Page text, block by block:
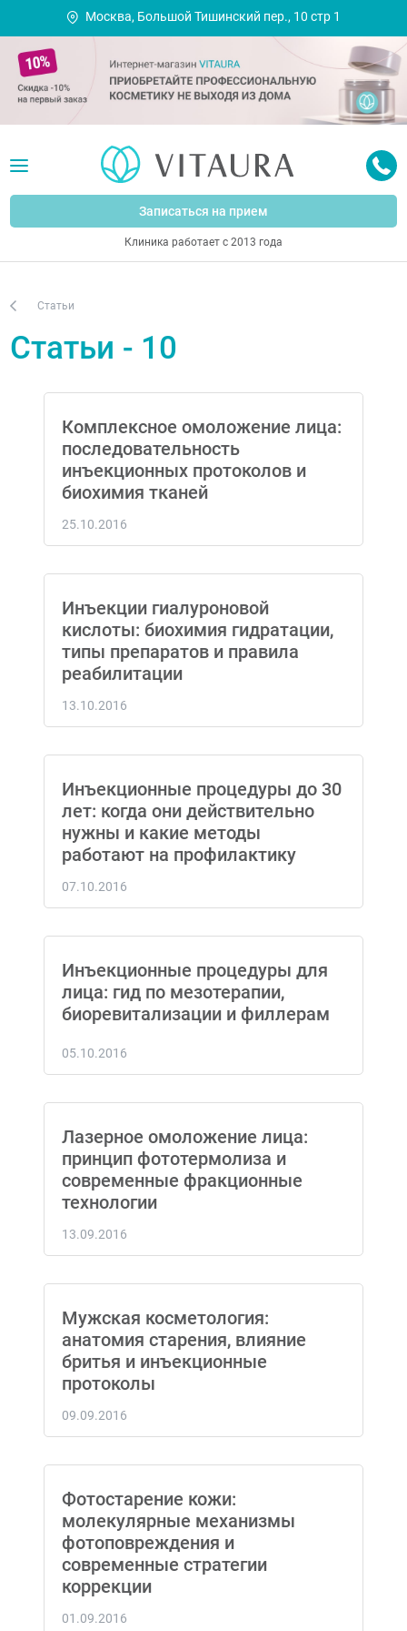
Москва, Большой Тишинский пер., 10 стр 1
Записаться на прием
Клиника работает с 2013 года
Статьи
Статьи - 10
Комплексное омоложение лица:
последовательность
инъекционных протоколов и
биохимия тканей
25.10.2016
Инъекции гиалуроновой
кислоты: биохимия гидратации,
типы препаратов и правила
реабилитации
13.10.2016
Инъекционные процедуры до 30
лет: когда они действительно
нужны и какие методы
работают на профилактику
07.10.2016
Инъекционные процедуры для
лица: гид по мезотерапии,
биоревитализации и филлерам
05.10.2016
Лазерное омоложение лица:
принцип фототермолиза и
современные фракционные
технологии
13.09.2016
Мужская косметология:
анатомия старения, влияние
бритья и инъекционные
протоколы
09.09.2016
Фотостарение кожи:
молекулярные механизмы
фотоповреждения и
современные стратегии
коррекции
01.09.2016